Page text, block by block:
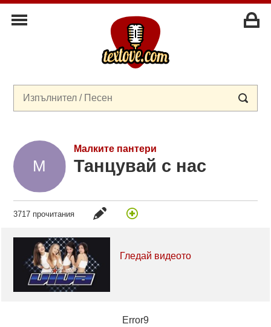
Малките пантери
Танцувай с нас
3717 прочитания
Гледай видеото
Error9